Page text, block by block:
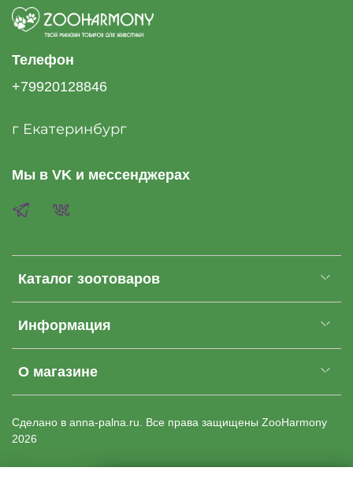
Каталог зоотоваров
Информация
О магазине
Телефон
+79920128846
г Екатеринбург
Мы в VK и мессенджерах
Cделано в anna-palna.ru. Все права защищены ZooHarmony
2026